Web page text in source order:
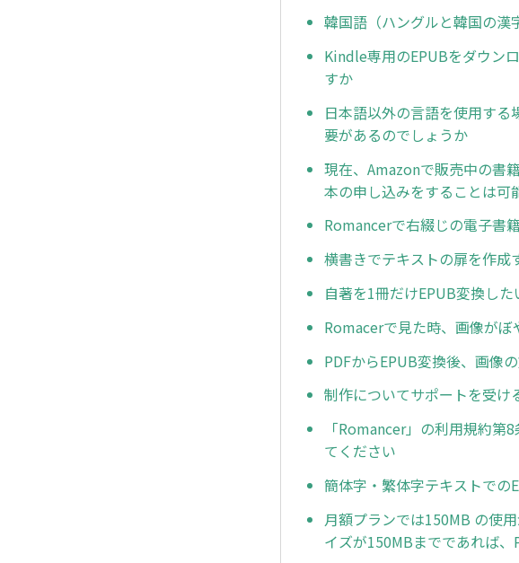
韓国語（ハングルと韓国の漢
Kindle専用のEPUBをダウン
すか
日本語以外の言語を使用す
要があるのでしょうか
現在、Amazonで販売中の書
本の申し込みをすることは可
Romancerで右綴じの電子書
横書きでテキストの扉を作成
自著を1冊だけEPUB変換し
Romacerで見た時、画像がぼ
PDFからEPUB変換後、画像
制作についてサポートを受け
「Romancer」の利用規約
てください
簡体字・繁体字テキストでの
月額プランでは150MB の使
イズが150MBまでであれば